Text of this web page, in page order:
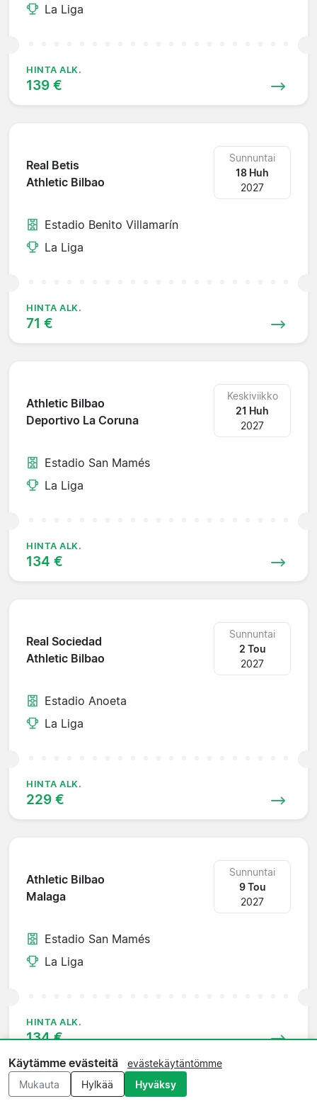
La Liga
HINTA ALK.
139 €
Real Betis
Athletic Bilbao
Sunnuntai
18 Huh
2027
Estadio Benito Villamarín
La Liga
HINTA ALK.
71 €
Athletic Bilbao
Deportivo La Coruna
Keskiviikko
21 Huh
2027
Estadio San Mamés
La Liga
HINTA ALK.
134 €
Real Sociedad
Athletic Bilbao
Sunnuntai
2 Tou
2027
Estadio Anoeta
La Liga
HINTA ALK.
229 €
Athletic Bilbao
Malaga
Sunnuntai
9 Tou
2027
Estadio San Mamés
La Liga
HINTA ALK.
134 €
Käytämme evästeitä
evästekäytäntömme
Mukauta
Hylkää Hyväksy